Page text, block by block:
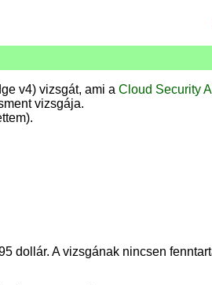
v4) vizsgát, ami a Cloud Security
vizsgája.
dollár. A vizsgának nincsen